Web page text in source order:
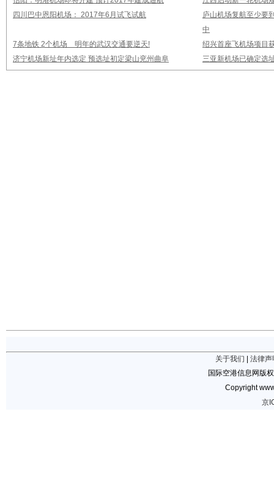
四川巴中恩阳机场： 2017年6月试飞试航
庐山机场复航至少要
中
7条地铁 2个机场 明年的武汉交通要逆天!
绍兴首座飞机场项目
济宁机场新址年内选定 预选址初定梁山兖州曲阜
三亚新机场已确定选
关于我们
法律声
国际空港信息网版
Copyright
京